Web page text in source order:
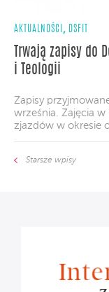
AKTUALNOŚCI , DSFIT
Trwają zapisy do
i Teologii
Zapisy
września. Zajęcia
zjazdów w okresie
Starsze wpisy